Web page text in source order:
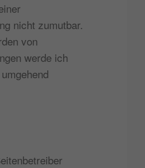
nicht zumutbar.
von
werde ich